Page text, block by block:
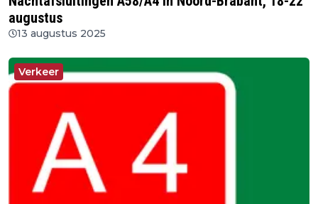
augustus
13 augustus 2025
Verkeer